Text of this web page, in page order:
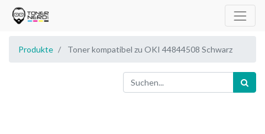
Produkte Toner kompatibel zu OKI 44844508 Schwarz